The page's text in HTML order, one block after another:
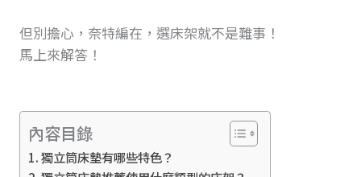
但別擔心，奈特編在，選床架就不是難事！
馬上來解答！
內容目錄
獨立筒床墊有哪些特色？